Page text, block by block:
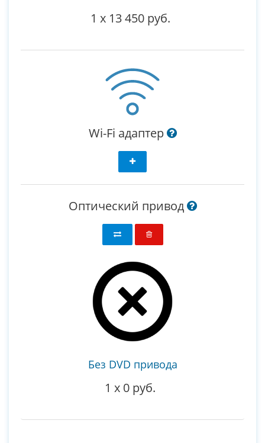
1 x 13 450 руб.
Wi-Fi адаптер
Оптический привод
Без DVD привода
1 x 0 руб.